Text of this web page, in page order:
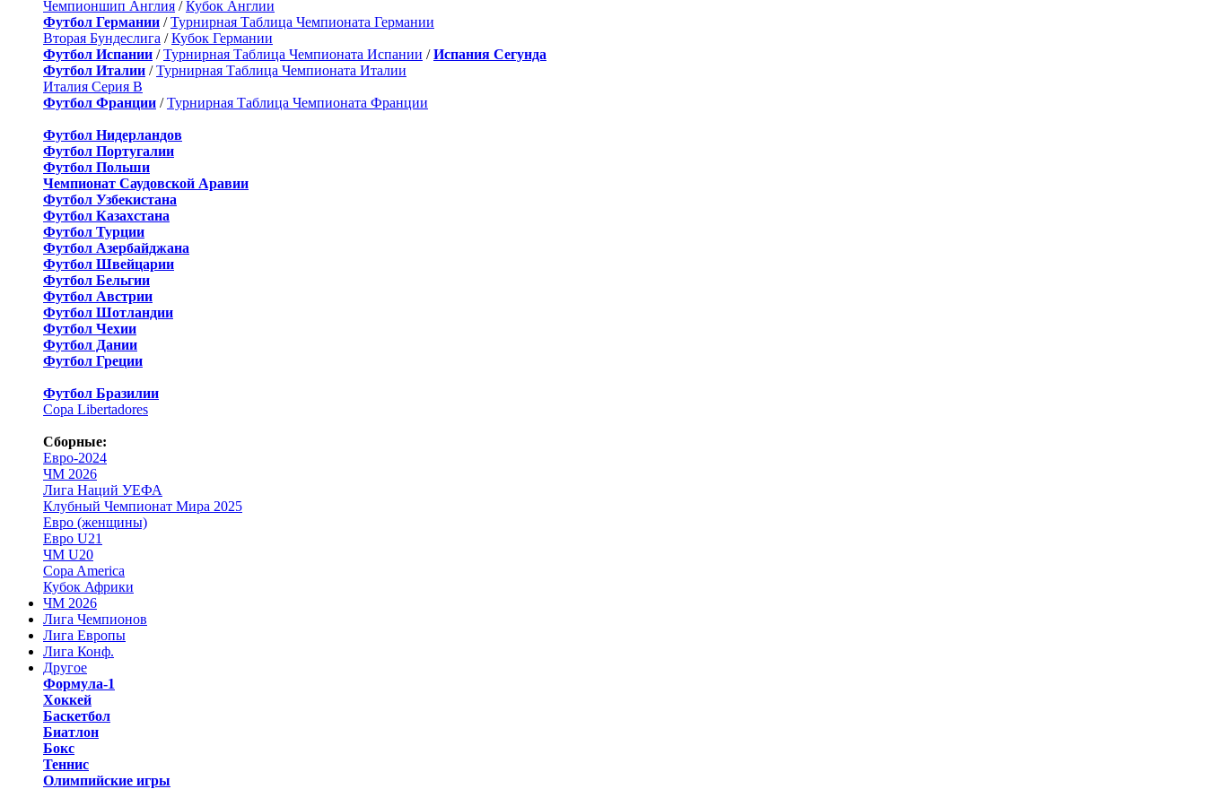
Чемпионшип Англия /Кубок Англии
Футбол Германии /Турнирная Таблица Чемпионата Германии
Вторая Бундеслига /Кубок Германии
Футбол Испании /Турнирная Таблица Чемпионата Испании /Испания Сегунда
Футбол Италии /Турнирная Таблица Чемпионата Италии
Италия Серия B
Футбол Франции /Турнирная Таблица Чемпионата Франции
Футбол Нидерландов
Футбол Португалии
Футбол Польши
Чемпионат Саудовской Аравии
Футбол Узбекистана
Футбол Казахстана
Футбол Турции
Футбол Азербайджана
Футбол Швейцарии
Футбол Бельгии
Футбол Австрии
Футбол Шотландии
Футбол Чехии
Футбол Дании
Футбол Греции
Футбол Бразилии
Copa Libertadores
Сборные:
Евро-2024
ЧМ 2026
Лига Наций УЕФА
Клубный Чемпионат Мира 2025
Евро (женщины)
Евро U21
ЧМ U20
Copa America
Кубок Африки
ЧМ 2026
Лига Чемпионов
Лига Европы
Лига Конф.
Другое
Формула-1
Хоккей
Баскетбол
Биатлон
Бокс
Теннис
Олимпийские игры